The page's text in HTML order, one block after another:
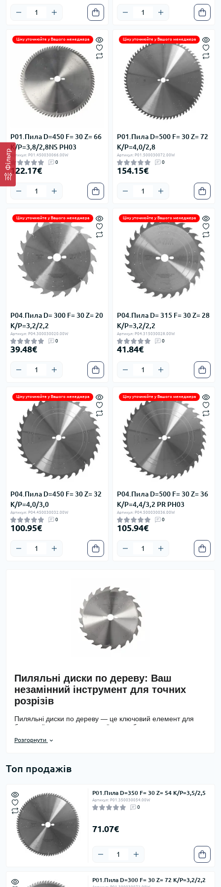
Фільтр
Ціну уточнюйте у Вашого менеджера
P01.Пила D=450 F= 30 Z= 66
K/P=3,8/2,8NS PH03
Артикул: P01.450030066.00W
0
122.17€
Ціну уточнюйте у Вашого менеджера
P01.Пила D=500 F= 30 Z= 72
K/P=4,0/2,8
Артикул: P01.500030072.00W
0
154.15€
Ціну уточнюйте у Вашого менеджера
P04.Пила D= 300 F= 30 Z= 20
K/P=3,2/2,2
Артикул: P04.300030020.00W
0
39.48€
Ціну уточнюйте у Вашого менеджера
P04.Пила D= 315 F= 30 Z= 28
K/P=3,2/2,2
Артикул: P04.315030028.00W
0
41.84€
Ціну уточнюйте у Вашого менеджера
P04.Пила D=450 F= 30 Z= 32
K/P=4,0/3,0
Артикул: P04.450030032.00W
0
100.95€
Ціну уточнюйте у Вашого менеджера
P04.Пила D=500 F= 30 Z= 36
K/P=4,4/3,2 PR PH03
Артикул: P04.500030036.00W
0
105.94€
Пиляльні диски по дереву: Ваш
незамінний інструмент для точних
розрізів
Пиляльні диски по дереву — це ключовий елемент для
будь-якої пилки, призначеної для роботи з деревиною.
незалежно від того, працюєте ви з м'якими породами
пиляльний диск не тільки підвищує якість вашої роботи,
але й значно продовжує термін служби вашого
Основні характеристики та види
При виборі пиляльного диска по дереву важливо звертати
увагу на декілька ключових параметрів:
Діаметр диска:
вашої пилки.
Кількість зубів:
Впливає на якість розрізу та швидкість
різу, тоді як диски з більшою кількістю зубів (від 60 і
Розгорнути
Топ продажів
P01.Пила D=350 F= 30 Z= 54 K/P=3,5/2,5
Артикул: P01.350030054.00W
0
71.07€
P01.Пила D=300 F= 30 Z= 72 K/P=3,2/2,2